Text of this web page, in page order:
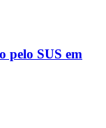
pelo SUS em